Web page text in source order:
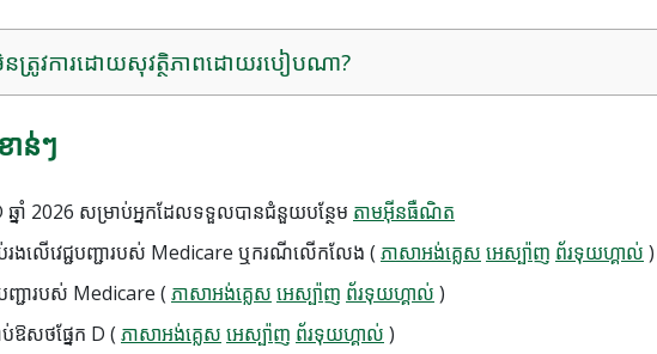
មិនត្រូវការដោយសុវត្ថិភាពដោយរបៀបណា?
ន់ៗ
ឆ្នាំ 2026 សម្រាប់អ្នកដែលទទួលបានជំនួយបន្ថែម តាមអ៊ីនធឺណិត
ងលើវេជ្ជបញ្ជារបស់ Medicare ឬករណីលើកលែង ( ភាសាអង់គ្លេស អេស្ប៉ាញ ព័រទុយហ្គាល់ )
ញ្ជារបស់ Medicare ( ភាសាអង់គ្លេស អេស្ប៉ាញ ព័រទុយហ្គាល់ )
សថផ្នែក D ( ភាសាអង់គ្លេស អេស្ប៉ាញ ព័រទុយហ្គាល់ )